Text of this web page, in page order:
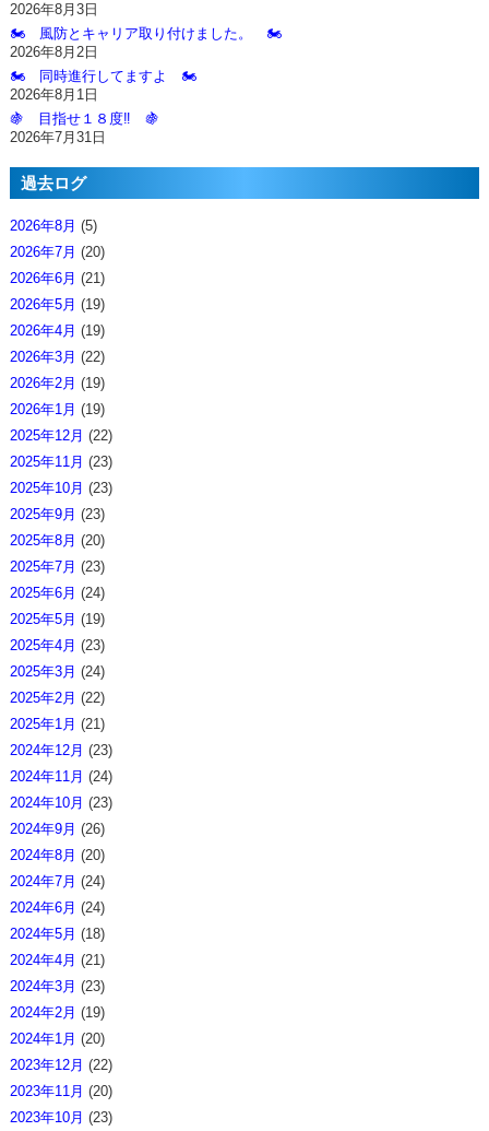
2026年8月3日
🏍️ 風防とキャリア取り付けました。 🏍️
2026年8月2日
🏍️ 同時進行してますよ 🏍️
2026年8月1日
🍇 目指せ１８度‼️ 🍇
2026年7月31日
過去ログ
2026年8月 (5)
2026年7月 (20)
2026年6月 (21)
2026年5月 (19)
2026年4月 (19)
2026年3月 (22)
2026年2月 (19)
2026年1月 (19)
2025年12月 (22)
2025年11月 (23)
2025年10月 (23)
2025年9月 (23)
2025年8月 (20)
2025年7月 (23)
2025年6月 (24)
2025年5月 (19)
2025年4月 (23)
2025年3月 (24)
2025年2月 (22)
2025年1月 (21)
2024年12月 (23)
2024年11月 (24)
2024年10月 (23)
2024年9月 (26)
2024年8月 (20)
2024年7月 (24)
2024年6月 (24)
2024年5月 (18)
2024年4月 (21)
2024年3月 (23)
2024年2月 (19)
2024年1月 (20)
2023年12月 (22)
2023年11月 (20)
2023年10月 (23)